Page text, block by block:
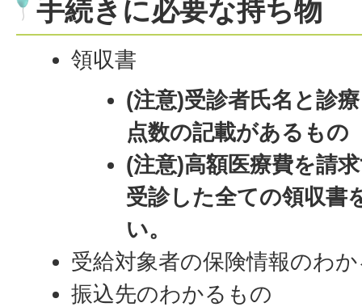
手続きに必要な持ち物
領収書
(注意)受診者氏名と診
点数の記載があるもの
(注意)高額医療費を請
受診した全ての領収書
い。
受給対象者の保険情報のわ
振込先のわかるもの